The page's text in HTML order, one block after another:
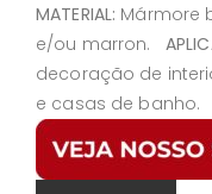
MATERIAL: Mármore
e/ou marron.
decoração de
e casas de banho.